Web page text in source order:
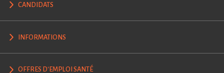
CANDIDATS
INFORMATIONS
OFFRES D'EMPLOI SANTÉ